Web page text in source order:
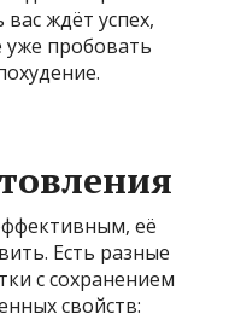
ждёт успех,
уже пробовать
её
Есть разные
с сохранением
свойств: